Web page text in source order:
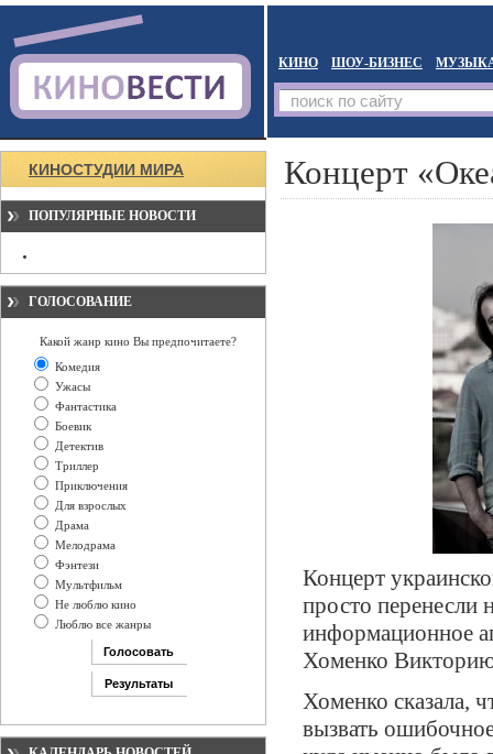
КИНО ШОУ-БИЗНЕС
КИНОСТУДИИ МИРА
ПОПУЛЯРНЫЕ НОВОСТИ
ГОЛОСОВАНИЕ
Какой жанр кино Вы предпочитаете?
Комедия
Ужасы
Фантастика
Боевик
Детектив
Триллер
Приключения
Для взрослых
Драма
Мелодрама
Фэнтези
Мультфильм
Не люблю кино
Люблю все жанры
Концерт
Концерт
просто перенесли
информационное
Хоменко
Хоменко сказала,
вызвать